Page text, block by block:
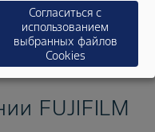
(штат Висконсин).
на сайте
FUJIFILM
Согласиться с
использованием
выбранных файлов
Cookies